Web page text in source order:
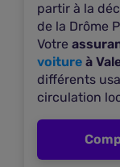
8
Dobelli
À 0,31
42 Rue
partir à la
de la Drôme
Votre
voiture à
différents
circulation